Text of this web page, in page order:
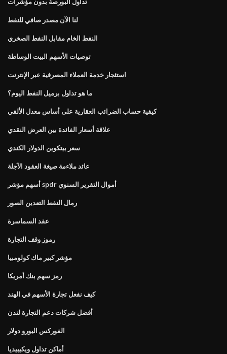
لنا الآن مصدر صافي للنفط
النفط الخام مقابل النفط الصخري
توصيات الأسهم البيت الوساطة
استئجار خدمة العملاء المصرفية عبر الإنترنت
ما هو تداول برميل النفط اليوم؟
كيفية حساب الضرائب العقارية على أساس معدل الألفي
علاقة أسعار الفائدة بين العرض النقدي
سعر بيتكوين الدولار الكندي
عائد ملاءمة صيغة العقود الآجلة
أسهم مؤشر spdr أموال التقرير السنوي
رمال النفط التعدين الصور
عقد السماسرة
رموز وقف التجارة
مؤشر كبير ماك كولومبيا
رمز سهم بنك أمريكا
كيف نفعل تجارة الأسهم في الهند
أفضل شركات دعم التجارة لندن
الفوركس اليورو دولار
أماكن تداول ويكيبيديا